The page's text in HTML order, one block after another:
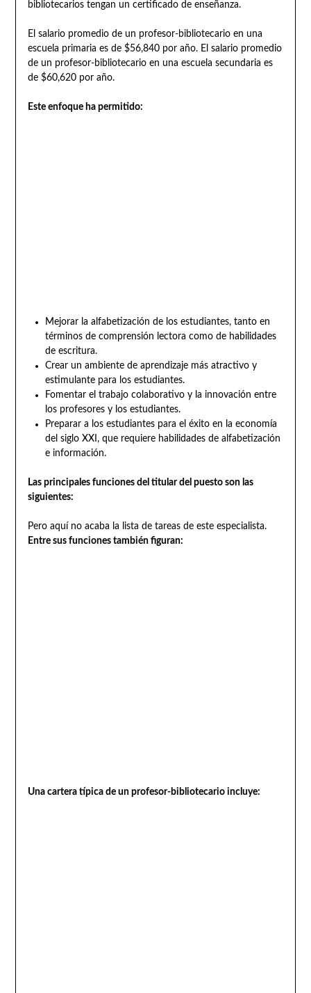
bibliotecarios tengan un certificado de enseñanza.
El salario promedio de un profesor-bibliotecario en una
escuela primaria es de $56,840 por año. El salario promedio
de un profesor-bibliotecario en una escuela secundaria es
de $60,620 por año.
Este enfoque ha permitido:
Mejorar la alfabetización de los estudiantes, tanto en
términos de comprensión lectora como de habilidades
de escritura.
Crear un ambiente de aprendizaje más atractivo y
estimulante para los estudiantes.
Fomentar el trabajo colaborativo y la innovación entre
los profesores y los estudiantes.
Preparar a los estudiantes para el éxito en la economía
del siglo XXI, que requiere habilidades de alfabetización
e información.
Las principales funciones del titular del puesto son las
siguientes:
Pero aquí no acaba la lista de tareas de este especialista.
Entre sus funciones también figuran:
Una cartera típica de un profesor-bibliotecario incluye: